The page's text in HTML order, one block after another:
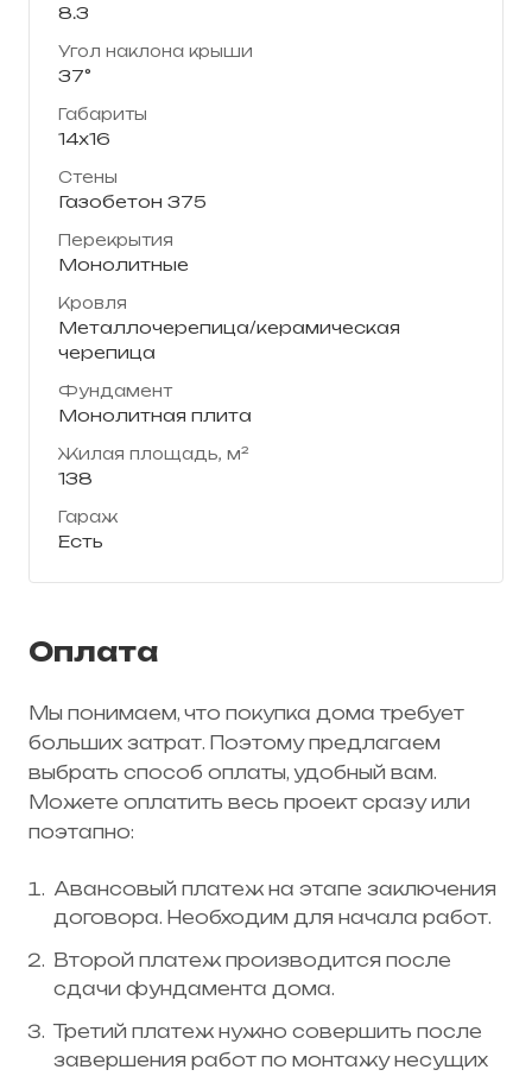
8.3
Угол наклона крыши
37°
Габариты
14х16
Стены
Газобетон 375
Перекрытия
Монолитные
Кровля
Металлочерепица/керамическая
черепица
Фундамент
Монолитная плита
Жилая площадь, м²
138
Гараж
Есть
Оплата
Мы понимаем, что покупка дома требует
больших затрат. Поэтому предлагаем
выбрать способ оплаты, удобный вам.
Можете оплатить весь проект сразу или
поэтапно:
Авансовый платеж на этапе заключения
договора. Необходим для начала работ.
Второй платеж производится после
сдачи фундамента дома.
Третий платеж нужно совершить после
завершения работ по монтажу несущих